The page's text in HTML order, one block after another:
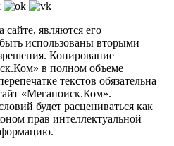
являются его
использованы вторыми
Копирование
в полном объеме
текстов обязательна
«Мегапоиск.Ком».
будет расцениваться как
прав интеллектуальной